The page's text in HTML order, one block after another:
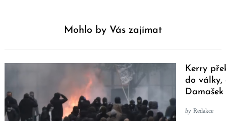
Mohlo by Vás zajímat
Kerry
do války,
by Redakce